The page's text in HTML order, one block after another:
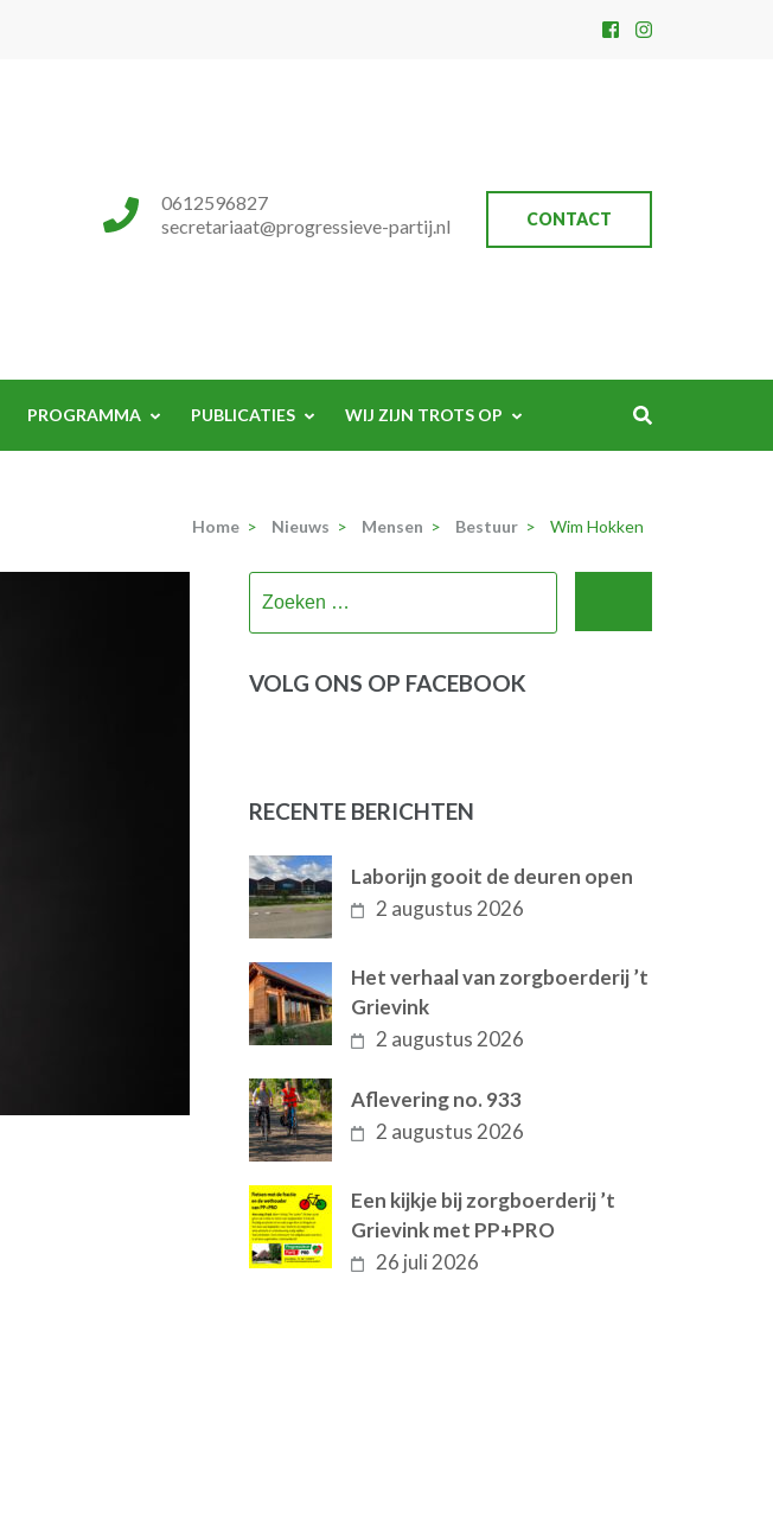
CONTACT
0612596827
secretariaat@progressieve-partij.nl
PROGRAMMA PUBLICATIES WIJ ZIJN TROTS OP
Home > Nieuws > Mensen > Bestuur > Wim Hokken
VOLG ONS OP FACEBOOK
RECENTE BERICHTEN
Laborijn gooit de deuren open
2 augustus 2026
Het verhaal van zorgboerderij ’t
Grievink
2 augustus 2026
Aflevering no. 933
2 augustus 2026
Een kijkje bij zorgboerderij ’t
Grievink met PP+PRO
26 juli 2026